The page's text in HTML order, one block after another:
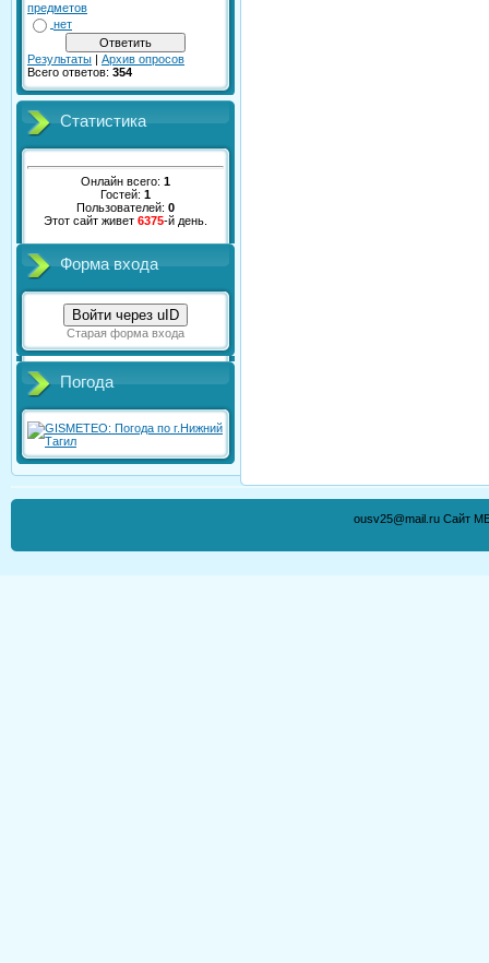
предметов
нет
Результаты | Архив опросов
Всего ответов: 354
Статистика
Онлайн всего: 1
Гостей: 1
Пользователей: 0
Этот сайт живет 6375-й день.
Форма входа
Войти через uID
Старая форма входа
Погода
ousv25@mail.ru Сайт